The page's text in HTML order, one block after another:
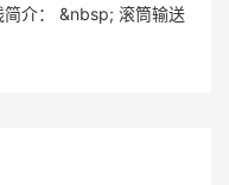
介： &nbsp; 滚筒输送